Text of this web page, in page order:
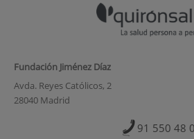
Fundación Jiménez Díaz
Avda. Reyes Católicos, 2
28040 Madrid
91 550 48